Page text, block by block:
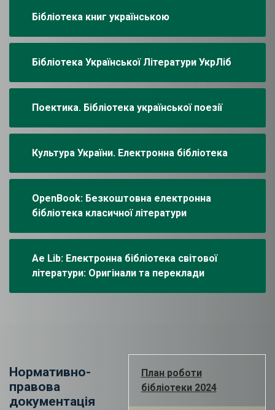
Бібліотека книг українською
Бібліотека Української Літератури УкрЛіб
Поектика. Бібліотека української поезії
Культура України. Електронна бібліотека
OpenBook: Безкоштовна електронна
бібліотека класичної літератури
Ae Lib: Електронна бібліотека світової
літератури: Оригінали та переклади
Нормативно-
правова
документація
План роботи
бібліотеки 2024